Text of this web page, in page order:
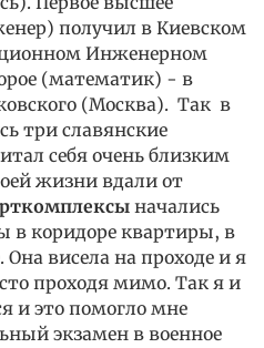
получил в Киевском
Инженерном
(математик) - в
(Москва). Так в
три славянские
себя очень близким
жизни вдали от
начались
в коридоре квартиры, в
Она висела на проходе и я
проходя мимо. Так я и
и это помогло мне
экзамен в военное